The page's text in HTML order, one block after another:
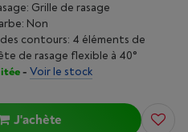
Grille de rasage
Non
contours: 4 éléments de
de rasage flexible à 40°
- Voir le stock
J'achète